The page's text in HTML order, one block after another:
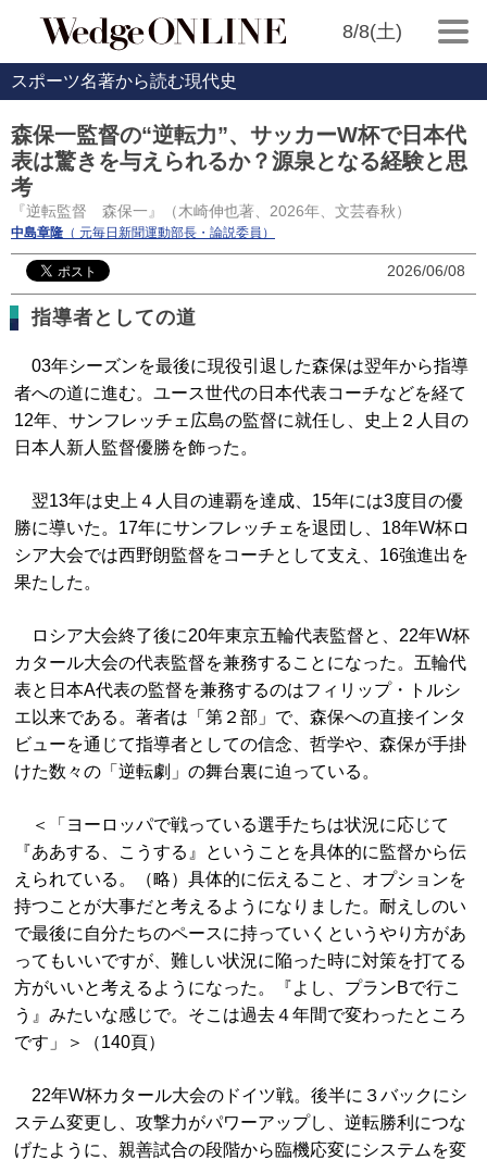
8/8(土)
スポーツ名著から読む現代史
森保一監督の“逆転力”、サッカーW杯で日本代
表は驚きを与えられるか？源泉となる経験と思
考
『逆転監督 森保一』（木崎伸也著、2026年、文芸春秋）
中島章隆 （ 元毎日新聞運動部長・論説委員）
2026/06/08
指導者としての道
03年シーズンを最後に現役引退した森保は翌年から指導
者への道に進む。ユース世代の日本代表コーチなどを経て
12年、サンフレッチェ広島の監督に就任し、史上２人目の
日本人新人監督優勝を飾った。
翌13年は史上４人目の連覇を達成、15年には3度目の優
勝に導いた。17年にサンフレッチェを退団し、18年W杯ロ
シア大会では西野朗監督をコーチとして支え、16強進出を
果たした。
ロシア大会終了後に20年東京五輪代表監督と、22年W杯
カタール大会の代表監督を兼務することになった。五輪代
表と日本A代表の監督を兼務するのはフィリップ・トルシ
エ以来である。著者は「第２部」で、森保への直接インタ
ビューを通じて指導者としての信念、哲学や、森保が手掛
けた数々の「逆転劇」の舞台裏に迫っている。
＜「ヨーロッパで戦っている選手たちは状況に応じて
『ああする、こうする』ということを具体的に監督から伝
えられている。（略）具体的に伝えること、オプションを
持つことが大事だと考えるようになりました。耐えしのい
で最後に自分たちのペースに持っていくというやり方があ
ってもいいですが、難しい状況に陥った時に対策を打てる
方がいいと考えるようになった。『よし、プランBで行こ
う』みたいな感じで。そこは過去４年間で変わったところ
です」＞（140頁）
22年W杯カタール大会のドイツ戦。後半に３バックにシ
ステム変更し、攻撃力がパワーアップし、逆転勝利につな
げたように、親善試合の段階から臨機応変にシステムを変